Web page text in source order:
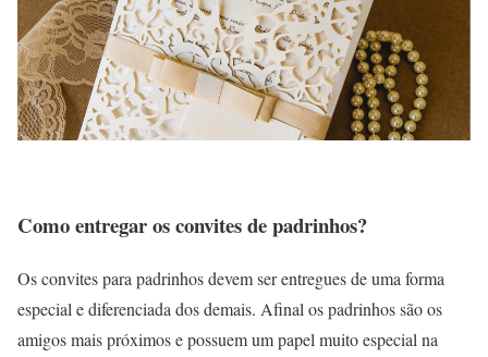
Como entregar os convites de padrinhos?
Os convites para padrinhos devem ser entregues de uma forma
especial e diferenciada dos demais. Afinal os padrinhos são os
amigos mais próximos e possuem um papel muito especial na